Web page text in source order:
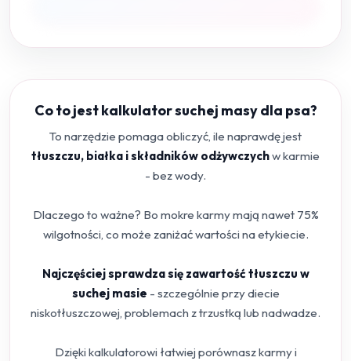
Co to jest kalkulator suchej masy dla psa?
To narzędzie pomaga obliczyć, ile naprawdę jest
tłuszczu, białka i składników odżywczychw karmie
- bez wody.
Dlaczego to ważne? Bo mokre karmy mają nawet 75%
wilgotności, co może zaniżać wartości na etykiecie.
Najczęściej sprawdza się zawartość tłuszczu w
suchej masie - szczególnie przy diecie
niskotłuszczowej, problemach z trzustką lub nadwadze.
Dzięki kalkulatorowi łatwiej porównasz karmy i